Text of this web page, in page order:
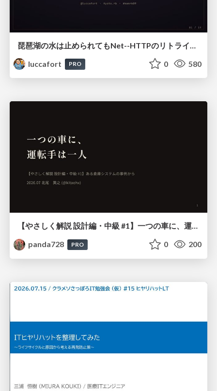
luccafort
PRO 0 580
【やさしく解説 設計編・中級 #1】一つの車に、運転手は一人 ～ある倉庫システムの事例から～
panda728
PRO 0 200